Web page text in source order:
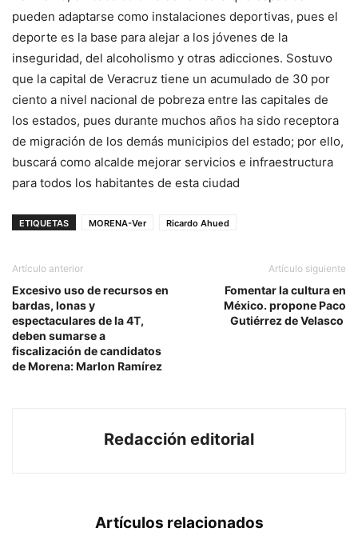
pueden adaptarse como instalaciones deportivas, pues el
deporte es la base para alejar a los jóvenes de la
inseguridad, del alcoholismo y otras adicciones. Sostuvo
que la capital de Veracruz tiene un acumulado de 30 por
ciento a nivel nacional de pobreza entre las capitales de
los estados, pues durante muchos años ha sido receptora
de migración de los demás municipios del estado; por ello,
buscará como alcalde mejorar servicios e infraestructura
para todos los habitantes de esta ciudad
ETIQUETAS MORENA-Ver Ricardo Ahued
Artículo anterior
Excesivo uso de recursos en
bardas, lonas y
espectaculares de la 4T,
deben sumarse a
fiscalización de candidatos
de Morena: Marlon Ramírez
Artículo siguiente
Fomentar la cultura en
México. propone Paco
Gutiérrez de Velasco
Redacción editorial
Artículos relacionados